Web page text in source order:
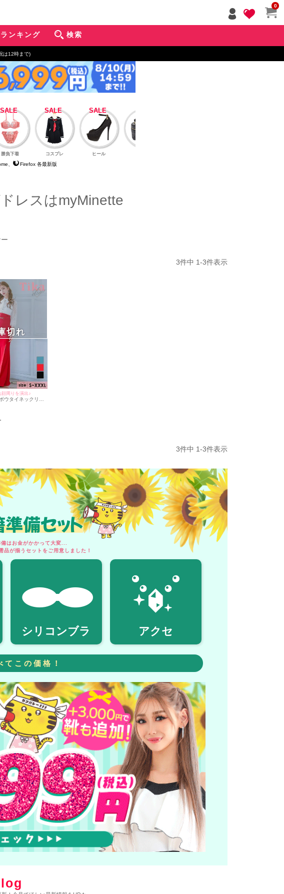
0
ランキング 検索
は12時まで)
勝負下着 コスプレ ヒール
、 Firefox 各最新版
レスはmyMinette
3件中 1-3件表示
顔周りを演出♪
ウタイネックリボ
ス ベルト付き ス
ロングドレス (Sサ
ズ) (みゆう/キャバ
ティカ]
切れ
3件中 1-3件表示
備セット
はお金がかかって大変...
品が揃うセットをご用意しました！
シリコンブラ アクセ
この価格！
ジト
ップ